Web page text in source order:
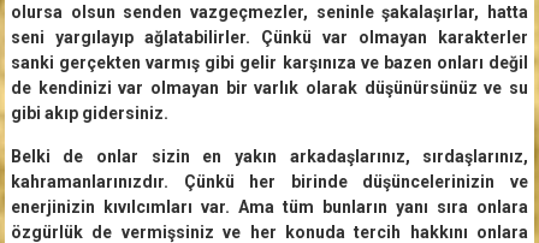
olursa olsun senden vazgeçmezler, seninle şakalaşırlar, hatta
seni yargılayıp ağlatabilirler. Çünkü var olmayan karakterler
sanki gerçekten varmış gibi gelir karşınıza ve bazen onları değil
de kendinizi var olmayan bir varlık olarak düşünürsünüz ve su
gibi akıp gidersiniz.
Belki de onlar sizin en yakın arkadaşlarınız, sırdaşlarınız,
kahramanlarınızdır. Çünkü her birinde düşüncelerinizin ve
enerjinizin kıvılcımları var. Ama tüm bunların yanı sıra onlara
özgürlük de vermişsiniz ve her konuda tercih hakkını onlara